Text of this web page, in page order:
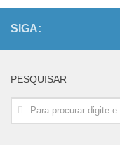
SIGA:
PESQUISAR